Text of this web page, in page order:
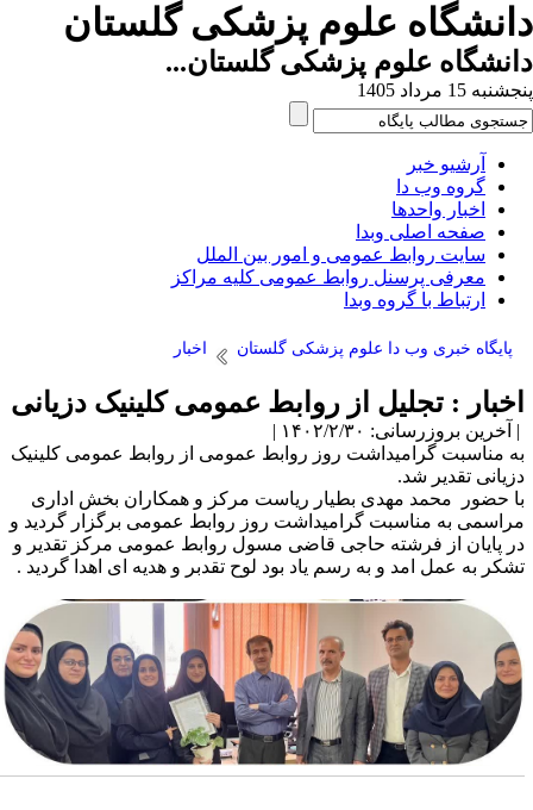
علوم پزشکی گلستان
علوم پزشکی گلستان...
15 مرداد 1405
آرشیو خبر
گروه وب دا
اخبار واحدها
صفحه اصلی وبدا
سایت روابط عمومی و امور بین الملل
معرفی پرسنل روابط عمومی کلیه مراکز
ارتباط با گروه وبدا
پایگاه خبری وب دا علوم پزشکی گلستان اخبار
: تجلیل از روابط عمومی کلینیک دزیانی
بروزرسانی: ۱۴۰۲/۲/۳۰ |
مناسبت گرامیداشت روز روابط عمومی از روابط عمومی کلینیک
تقدیر شد.
حضور محمد مهدی بطیار ریاست مرکز و همکاران بخش اداری
به مناسبت گرامیداشت روز روابط عمومی برگزار گردید و
پایان از فرشته حاجی قاضی مسول روابط عمومی مرکز تقدیر و
به عمل امد و به رسم یاد بود لوح تقدبر و هدیه ای اهدا گردید .